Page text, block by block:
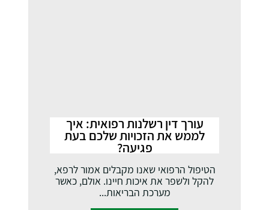
עורך דין רשלנות רפואית: איך
לממש את הזכויות שלכם בעת
פגיעה?
הטיפול הרפואי שאנו מקבלים אמור לרפא,
להקל ולשפר את איכות חיינו. אולם, כאשר
מערכת הבריאות...